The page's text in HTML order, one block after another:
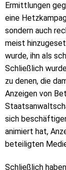
Ermittlungen
eine
sondern auch
meist
wurde, ihn als
Schließlich
zu denen, die
Anzeigen von
sich
animiert hat,
beteiligten
Schließlich